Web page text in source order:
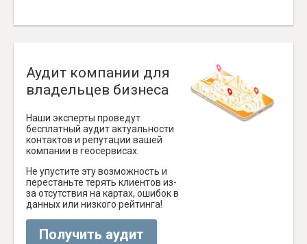
Аудит компании для
владельцев бизнеса
Наши эксперты проведут
бесплатный аудит актуальности
контактов и репутации вашей
компании в геосервисах.
Не упустите эту возможность и
перестаньте терять клиентов из-
за отсутствия на картах, ошибок в
данных или низкого рейтинга!
Получить аудит